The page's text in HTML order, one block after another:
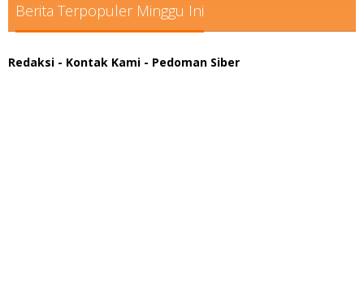
Berita Terpopuler Minggu Ini
Redaksi - Kontak Kami - Pedoman Siber